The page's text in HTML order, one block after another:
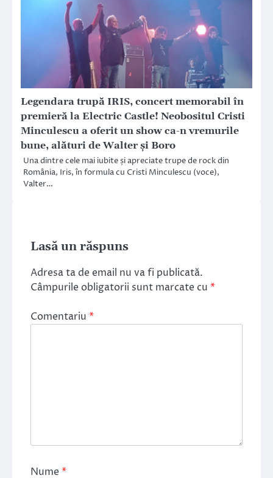
Legendara trupă IRIS, concert memorabil în
premieră la Electric Castle! Neobositul Cristi
Minculescu a oferit un show ca-n vremurile
bune, alături de Walter și Boro
Una dintre cele mai iubite și apreciate trupe de rock din
România, Iris, în formula cu Cristi Minculescu (voce),
Valter…
Lasă un răspuns
Adresa ta de email nu va fi publicată.
Câmpurile obligatorii sunt marcate cu *
Comentariu *
Nume*